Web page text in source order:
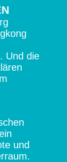
Und die
und